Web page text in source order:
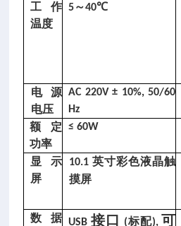
工作
温度
5～40℃
电源
电压
AC 220V ± 10%, 50/60
Hz
额定
功率
≤ 60W
显示
屏
10.1英寸彩色液晶触
摸屏
数据 USB接口 (标配), 可